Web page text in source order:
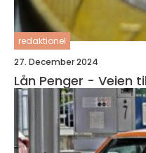
redaktionel
27. December 2024
Lån Penger - Veien